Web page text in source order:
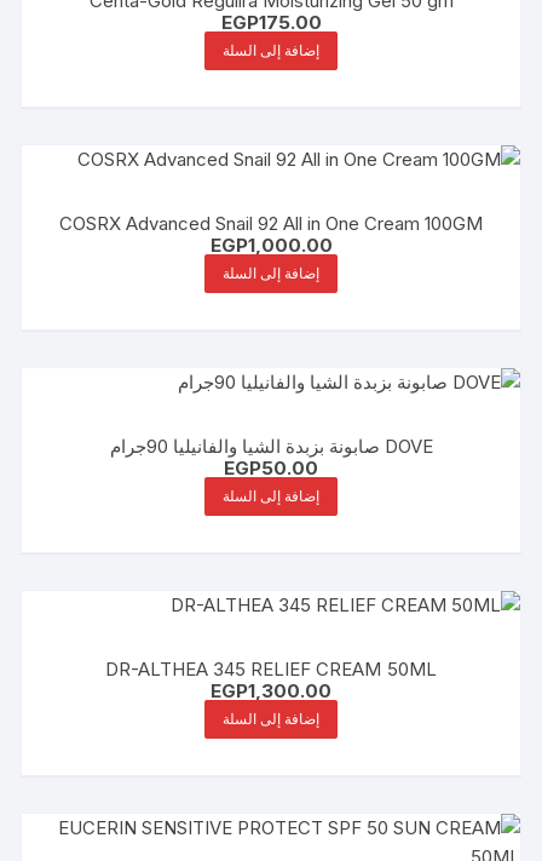
EGP175.00
إضافة إلى السلة
COSRX Advanced Snail 92 All in One Cream 100GM
EGP1,000.00
إضافة إلى السلة
DOVE صابونة بزبدة الشيا والفانيليا 90جرام
EGP50.00
إضافة إلى السلة
DR-ALTHEA 345 RELIEF CREAM 50ML
EGP1,300.00
إضافة إلى السلة